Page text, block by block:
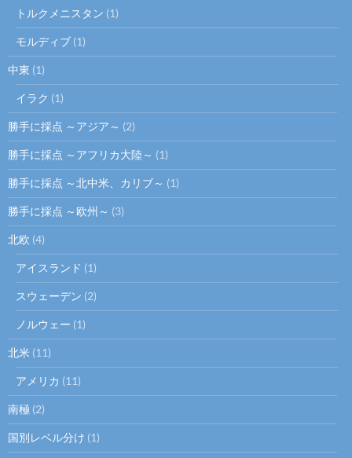
トルクメニスタン (1)
モルディブ (1)
中東 (1)
イラク (1)
勝手に採点 ～アジア～ (2)
勝手に採点 ～アフリカ大陸～ (1)
勝手に採点 ～北中米、カリブ～ (1)
勝手に採点 ～欧州～ (3)
北欧 (4)
アイスランド (1)
スウェーデン (2)
ノルウェー (1)
北米 (11)
アメリカ (11)
南極 (2)
国別レベル分け (1)